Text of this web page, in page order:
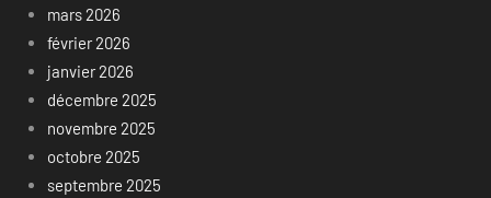
mars 2026
février 2026
janvier 2026
décembre 2025
novembre 2025
octobre 2025
septembre 2025